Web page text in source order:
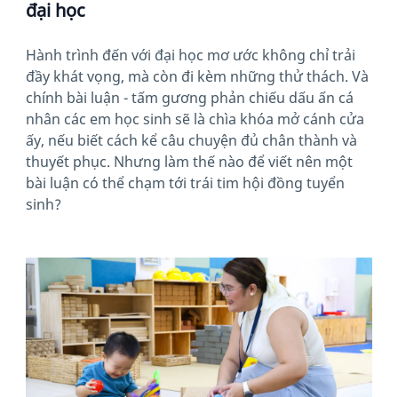
đại học
Hành trình đến với đại học mơ ước không chỉ trải
đầy khát vọng, mà còn đi kèm những thử thách. Và
chính bài luận - tấm gương phản chiếu dấu ấn cá
nhân các em học sinh sẽ là chìa khóa mở cánh cửa
ấy, nếu biết cách kể câu chuyện đủ chân thành và
thuyết phục. Nhưng làm thế nào để viết nên một
bài luận có thể chạm tới trái tim hội đồng tuyển
sinh?
News image